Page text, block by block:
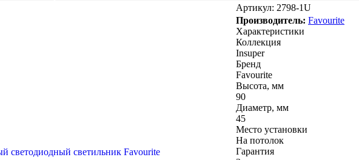
Артикул: 2798-1U
Производитель: Favourite
Характеристики
Коллекция
Insuper
Бренд
Favourite
Высота, мм
90
Диаметр, мм
45
Место установки
На потолок
Гарантия